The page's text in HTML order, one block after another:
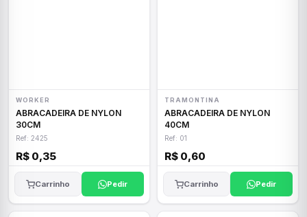
WORKER
ABRACADEIRA DE NYLON
30CM
Ref: 2425
R$ 0,35
Carrinho Pedir
TRAMONTINA
ABRACADEIRA DE NYLON
40CM
Ref: 01
R$ 0,60
Carrinho Pedir